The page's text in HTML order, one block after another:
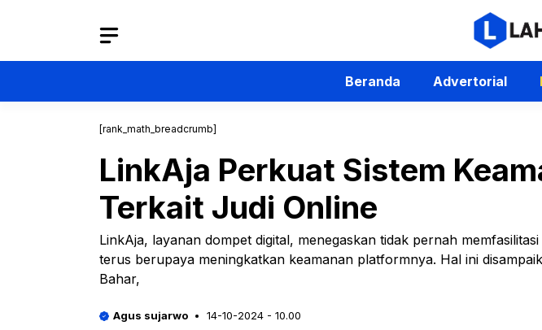
Beranda Advertorial
[rank_math_breadcrumb]
LinkAja Perkuat Sistem
Terkait Judi Online
LinkAja, layanan dompet digital, menegaskan tidak pernah
terus berupaya meningkatkan keamanan platformnya. Hal ini
Bahar,
Agus sujarwo 14-10-2024 - 10.00